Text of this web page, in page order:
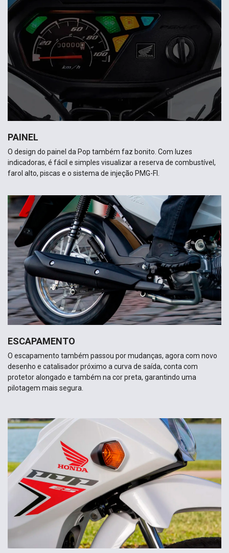
PAINEL
O design do painel da Pop também faz bonito. Com luzes
indicadoras, é fácil e simples visualizar a reserva de combustível,
farol alto, piscas e o sistema de injeção PMG-FI.
ESCAPAMENTO
O escapamento também passou por mudanças, agora com novo
desenho e catalisador próximo a curva de saída, conta com
protetor alongado e também na cor preta, garantindo uma
pilotagem mais segura.
CARENAGENS LATERAIS
De design moderno e funcional, as carenagens laterais possuem
traços marcantes e logotipo da moto em relevo. Agora também
ganhou um novo visual, que assim como na carenagem do farol,
cria uma diferenciação para a nova Pop e contribui para uma
maior modernidade.